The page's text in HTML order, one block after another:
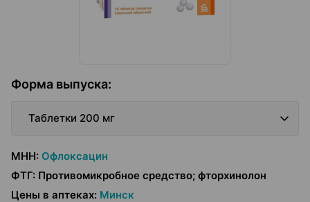
Форма выпуска:
Таблетки 200 мг
МНН: Офлоксацин
ФТГ: Противомикробное средство; фторхинолон
Цены в аптеках: Минск